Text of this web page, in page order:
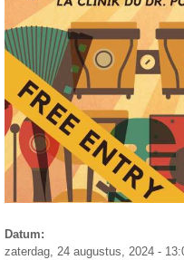
Datum:
zaterdag, 24 augustus, 2024 -